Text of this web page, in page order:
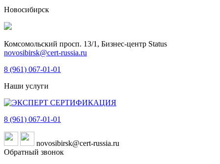
Новосибирск
Комсомольский просп. 13/1, Бизнес-центр Status
novosibirsk@cert-russia.ru
8 (961) 067-01-01
Наши услуги
8 (961) 067-01-01
novosibirsk@cert-russia.ru
Обратный звонок